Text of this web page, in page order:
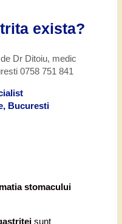
exista?
de Dr Ditoiu, medic
0758 751 841
Bucuresti
stomacului
sunt